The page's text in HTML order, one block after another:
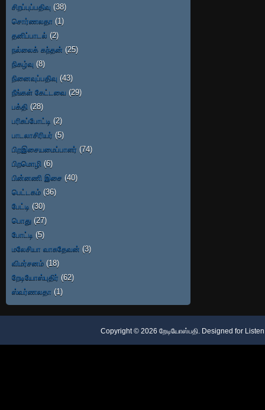
சிறப்புப்பதிவு (38)
சொர்ணலதா (1)
தனிப்பாடல் (2)
நல்லைக் கந்தன் (25)
நிகழ்வு (8)
நினைவுப்பதிவு (43)
நீங்கள் கேட்டவை (29)
பக்தி (28)
பரிசுப்போட்டி (2)
பாடலாசிரியர் (5)
பிறஇசையமைப்பாளர் (74)
பிறமொழி (6)
பின்னணி இசை (40)
பெட்டகம் (36)
பேட்டி (30)
பொது (27)
போட்டி (5)
மலேசியா வாசுதேவன் (3)
விமர்சனம் (18)
றேடியோஸ்புதிர் (62)
ஸ்வர்ணலதா (1)
Copyright © 2026 றேடியோஸ்பதி. Designed for